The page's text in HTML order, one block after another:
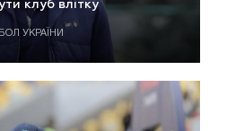
клуб влітку
УКРАЇНИ